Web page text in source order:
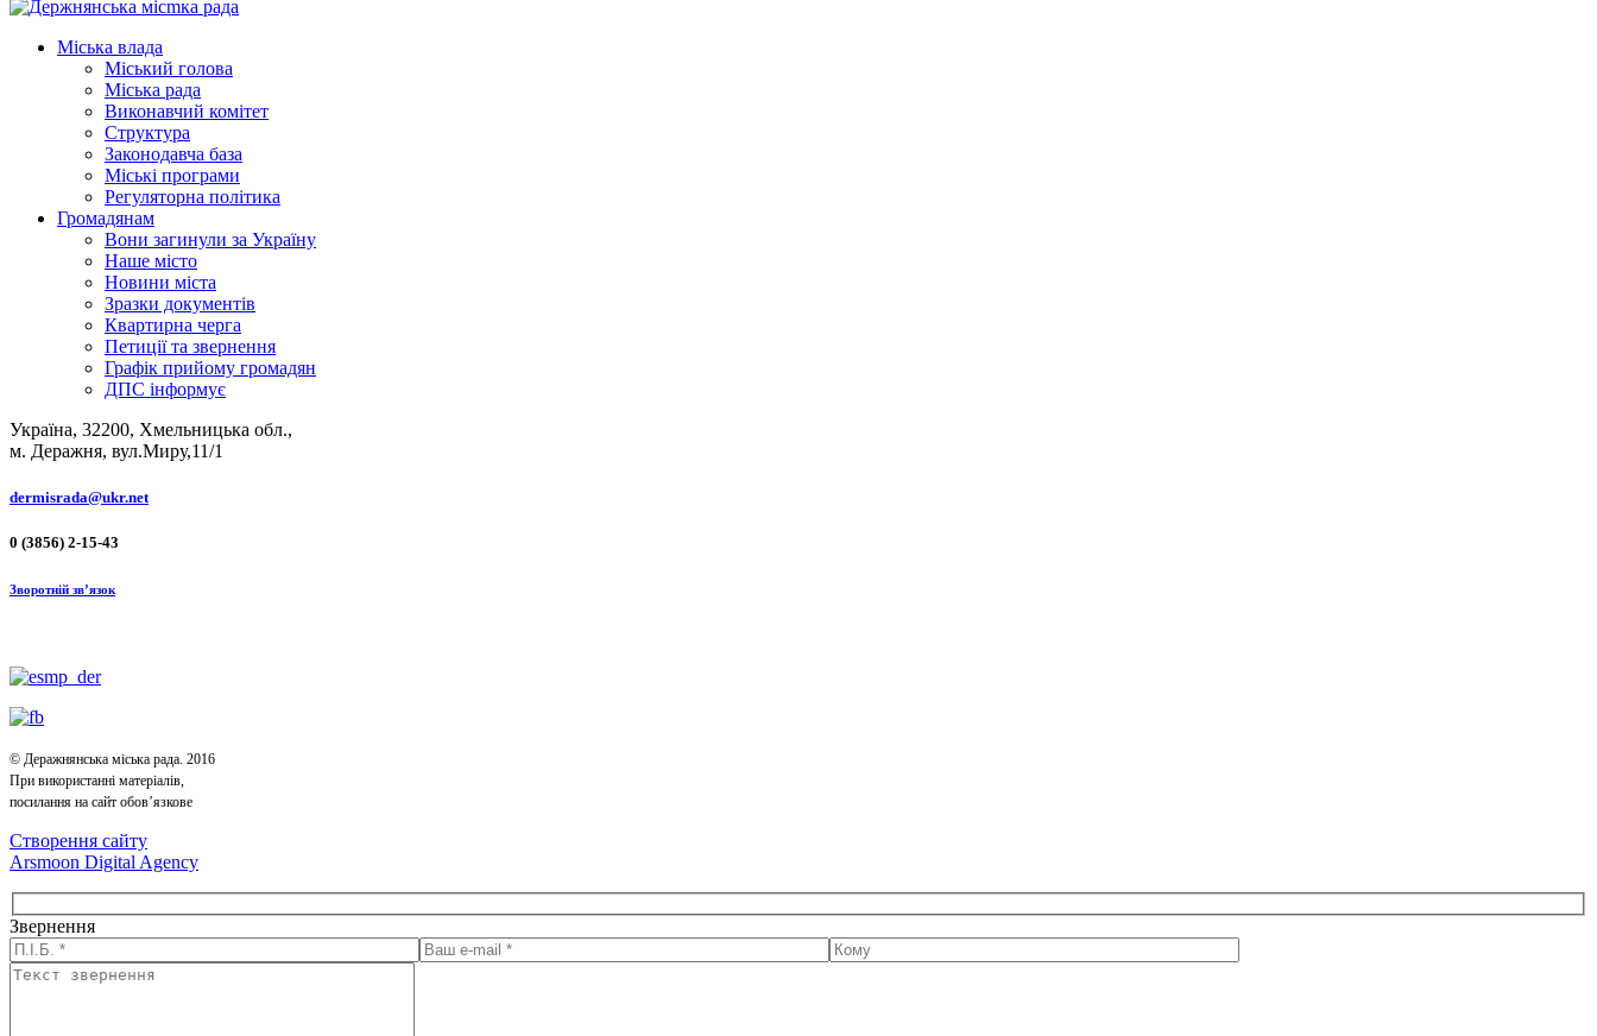
Міська влада
Міський голова
Міська рада
Виконавчий комітет
Структура
Законодавча база
Міські програми
Регуляторна політика
Громадянам
Вони загинули за Україну
Наше місто
Новини міста
Зразки документів
Квартирна черга
Петиції та звернення
Графік прийому громадян
ДПС інформує
Україна, 32200, Хмельницька обл.,
м. Деражня, вул.Миру,11/1
dermisrada@ukr.net
0 (3856) 2-15-43
Зворотній зв’язок
© Деражнянська міська рада. 2016
При використанні матеріалів,
посилання на сайт обов’язкове
Створення сайту
Arsmoon Digital Agency
Звернення